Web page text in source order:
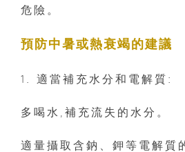
危險。
預防中暑或熱衰竭的建議
1. 適當補充水分和電解質:
多喝水,補充流失的水分。
適量攝取含鈉、鉀等電解質